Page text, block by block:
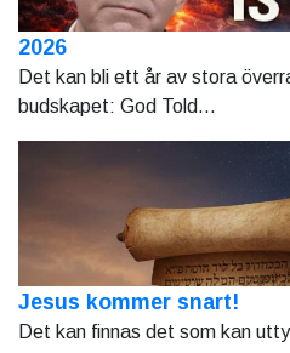
2026
Det kan bli ett år av stora
budskapet: God Told...
Jesus kommer snart!
Det kan finnas det som kan